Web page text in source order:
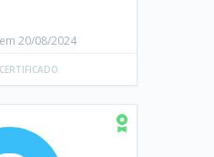
20/08/2024